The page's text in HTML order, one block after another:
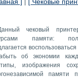
чековый
памяти:
об экономии
изображения
памяти